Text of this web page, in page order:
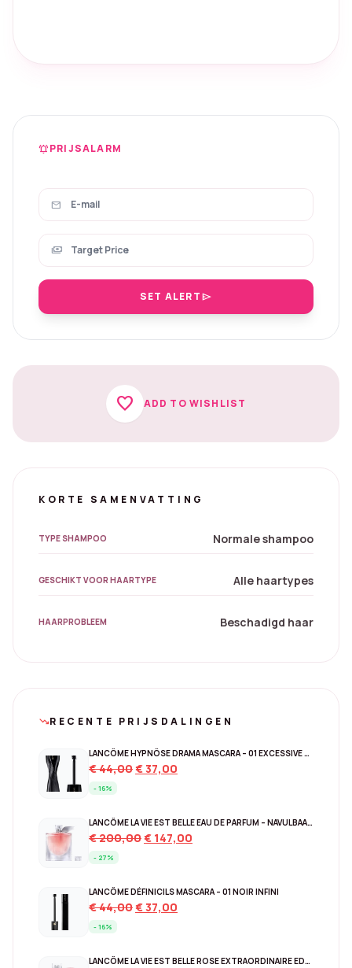
notifications_activePRIJSALARM
mail
payments
SET ALERTsend
favorite ADD TO WISHLIST
KORTE SAMENVATTING
TYPE SHAMPOO Normale shampoo
GESCHIKT VOOR HAARTYPE Alle haartypes
HAARPROBLEEM Beschadigd haar
trending_downRECENTE PRIJSDALINGEN
LANCÔME HYPNÔSE DRAMA MASCARA – 01 EXCESSIVE BLACK
€44,00Original
€37,00
- 16%
LANCÔME LA VIE EST BELLE EAU DE PARFUM – NAVULBAAR 150 ML
€200,00Original
€ 147,00
- 27%
LANCÔME DÉFINICILS MASCARA – 01 NOIR INFINI
€44,00Original
€37,00
- 16%
LANCÔME LA VIE EST BELLE ROSE EXTRAORDINAIRE EDP – 30 ML